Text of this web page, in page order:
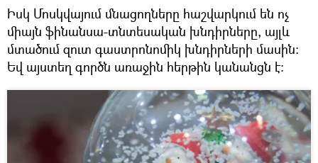
Իսկ Մոսկվայում մնացողները հաշվարկում են ոչ
միայն ֆինանսա-տնտեսական խնդիրները, այլև
մտածում զուտ գաստրոնոմիկ խնդիրների մասին:
Եվ այստեղ գործն առաջին հերթին կանանցն է: